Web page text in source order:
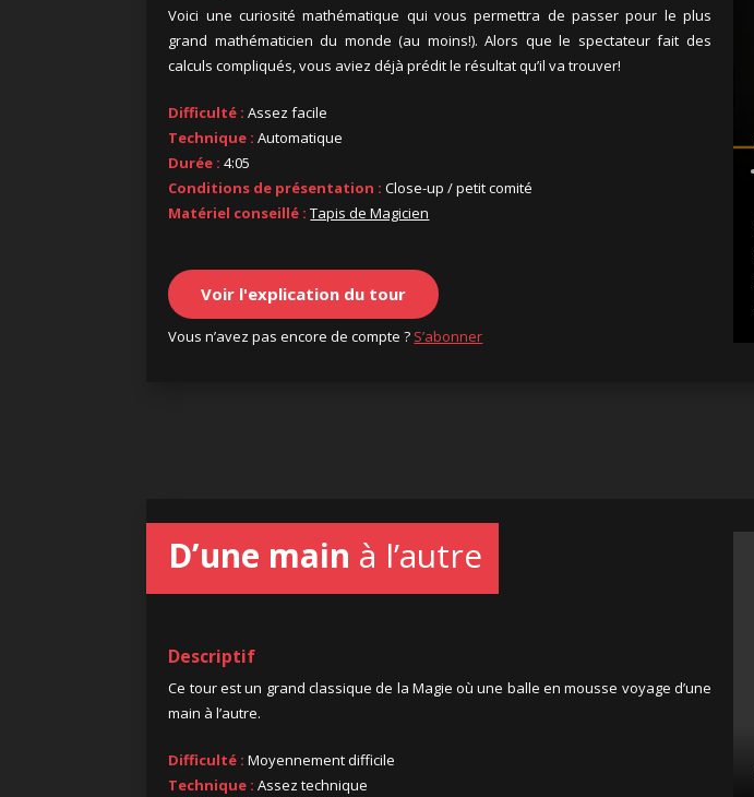
Voici une curiosité mathématique qui vous permettra de passer pour le plus
grand mathématicien du monde (au moins!). Alors que le spectateur fait des
calculs compliqués, vous aviez déjà prédit le résultat qu’il va trouver!
Difficulté : Assez facile
Technique : Automatique
Durée : 4:05
Conditions de présentation : Close-up / petit comité
Matériel conseillé : Tapis de Magicien
Voir l'explication du tour
Vous n’avez pas encore de compte ? S’abonner
D’une main à l’autre
Descriptif
Ce tour est un grand classique de la Magie où une balle en mousse voyage d’une
main à l’autre.
Difficulté : Moyennement difficile
Technique : Assez technique